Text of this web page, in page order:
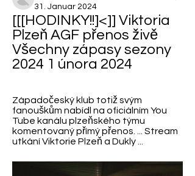
31. Januar 2024
[[[HODINKY!!]<]] Viktoria
Plzeň AGF přenos živě
Všechny zápasy sezony
2024 1 února 2024
Západočeský klub totiž svým
fanouškům nabídl na oficiálním You
Tube kanálu plzeňského týmu
komentovaný přímý přenos. ... Stream
utkání Viktorie Plzeň a Dukly ...